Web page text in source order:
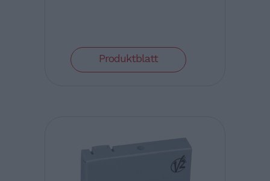
Produktblatt